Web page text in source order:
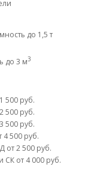
до 1,5 т
до 3 м3
500 руб.
500 руб.
500 руб.
4 500 руб.
от 2 500 руб.
СК от 4 000 руб.